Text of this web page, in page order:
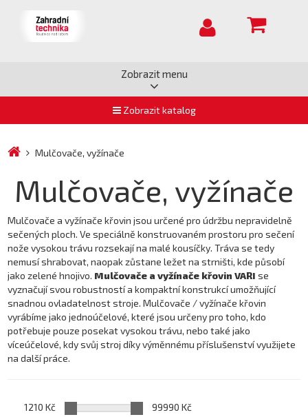
Zobrazit menu
Zobrazit katalog
Mulčovače, vyžínače
Mulčovače, vyžínače
Mulčovače a vyžínače křovin jsou určené pro údržbu nepravidelně
sečených ploch. Ve speciálně konstruovaném prostoru pro sečení
nože vysokou trávu rozsekají na malé kousíčky. Tráva se tedy
nemusí shrabovat, naopak zůstane ležet na strništi, kde působí
jako zelené hnojivo. Mulčovače a vyžínače křovin VARI se
vyznačují svou robustností a kompaktní konstrukcí umožňující
snadnou ovladatelnost stroje. Mulčovače / vyžínače křovin
vyrábíme jako jednoúčelové, které jsou určeny pro toho, kdo
potřebuje pouze posekat vysokou trávu, nebo také jako
víceúčelové, kdy svůj stroj díky výměnnému příslušenství využijete
na další práce.
1210 Kč 99990 Kč